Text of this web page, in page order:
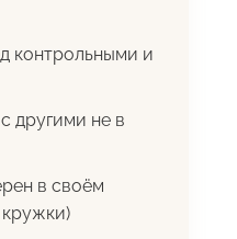
контрольными и
другими не в
в своём